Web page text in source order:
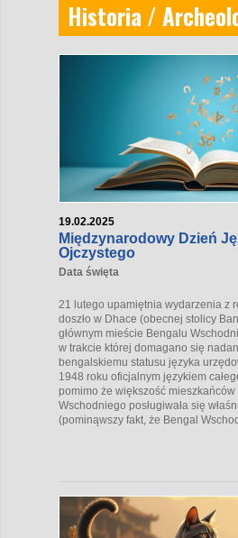
Historia /
19.02.2025
Międzynarodowy Dzień
Ojczystego
Data święta
21 lutego upamiętnia wydarzenia z
doszło w Dhace (obecnej stolicy
głównym mieście Bengalu
w trakcie której domagano się
bengalskiemu statusu języka
1948 roku oficjalnym językiem
pomimo że większość mieszkańców
Wschodniego posługiwała się
(pominąwszy fakt, że Bengal